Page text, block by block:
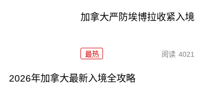
加拿大严防埃博拉收紧入境
最热 阅读 4021
2026年加拿大最新入境全攻略